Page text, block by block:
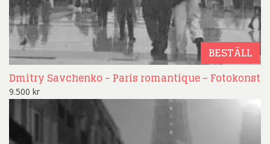
BESTÄLL
Dmitry Savchenko – Paris romantique – Fotokonst
9.500 kr